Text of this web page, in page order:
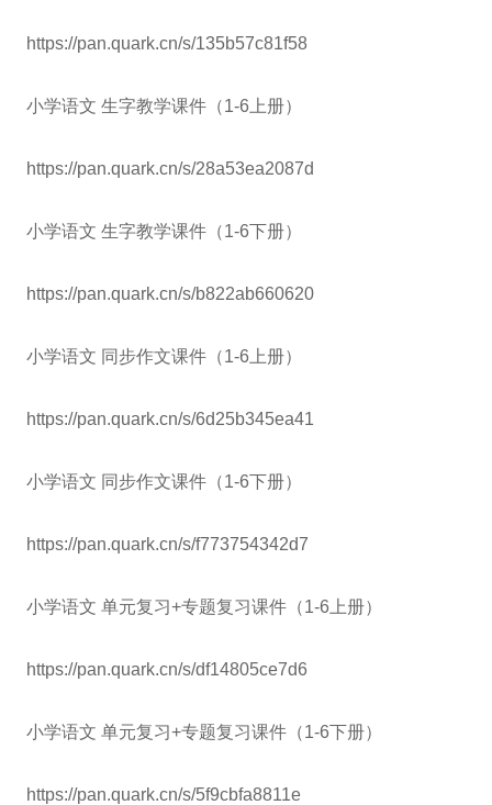
https://pan.quark.cn/s/135b57c81f58
小学语文 生字教学课件（1-6上册）
https://pan.quark.cn/s/28a53ea2087d
小学语文 生字教学课件（1-6下册）
https://pan.quark.cn/s/b822ab660620
小学语文 同步作文课件（1-6上册）
https://pan.quark.cn/s/6d25b345ea41
小学语文 同步作文课件（1-6下册）
https://pan.quark.cn/s/f773754342d7
小学语文 单元复习+专题复习课件（1-6上册）
https://pan.quark.cn/s/df14805ce7d6
小学语文 单元复习+专题复习课件（1-6下册）
https://pan.quark.cn/s/5f9cbfa8811e